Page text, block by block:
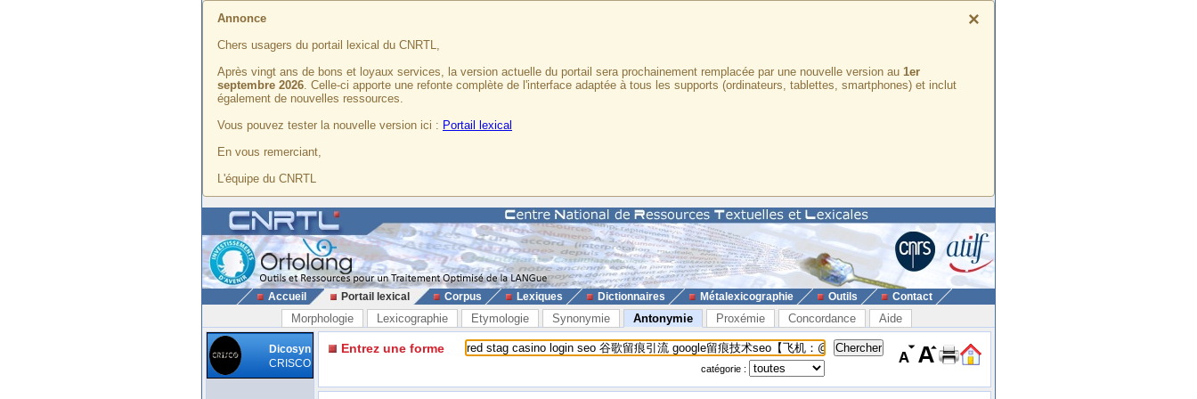
×
Annonce
Chers usagers du portail lexical du CNRTL,
Après vingt ans de bons et loyaux services, la version actuelle du portail sera prochainement remplacée par une nouvelle version au 1er
septembre 2026. Celle-ci apporte une refonte complète de l'interface adaptée à tous les supports (ordinateurs, tablettes, smartphones) et inclut
également de nouvelles ressources.
Vous pouvez tester la nouvelle version ici : Portail lexical
En vous remerciant,
L'équipe du CNRTL
Accueil Portail lexical Corpus Lexiques Dictionnaires Métalexicographie Outils Contact
Morphologie Lexicographie Etymologie Synonymie Antonymie Proxémie Concordance Aide
Dicosyn
CRISCO
Entrez une forme
catégorie :